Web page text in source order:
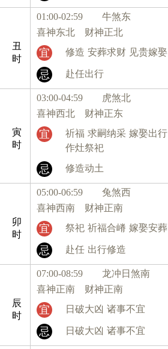
丑
时
01:00-02:59 牛煞东
喜神东北 财神正北
宜 修造 安葬求财 见贵嫁娶
忌 赴任出行
寅
时
03:00-04:59 虎煞北
喜神西北 财神正东
宜 祈福 求嗣纳采 嫁娶出行
作灶祭祀
忌 修造动土
卯
时
05:00-06:59 兔煞西
喜神西南 财神正南
宜 祭祀 祈福合嵴 嫁娶安葬
忌 赴任 出行修造
辰
时
07:00-08:59 龙冲日煞南
喜神正南 财神正南
宜 日破大凶 诸事不宜
忌 日破大凶 诸事不宜